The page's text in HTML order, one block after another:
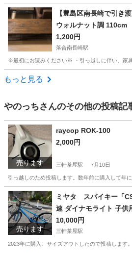
東京 中野区 東中野駅 椅子
【豊島区南長崎で引き
ウォルナット調 110cm
1,200円
落合南長崎駅
※最初にお読みください※ ・引っ越しに伴い、家
東京 新宿区
もっと見る
やのっちさんのその他の投稿記
売ります
raycop ROK-100
2,000円
三軒茶屋駅 7月10日
引っ越しのため投稿します。数年前に購入して年
東京 世田谷区 三軒茶屋駅 生活家電
売ります
ミヤタ スパイキー「
速 ダイナモライト 子供用 自転
イブルー
10,000円
三軒茶屋駅
2023年に購入。サイズアウトしたので投稿します